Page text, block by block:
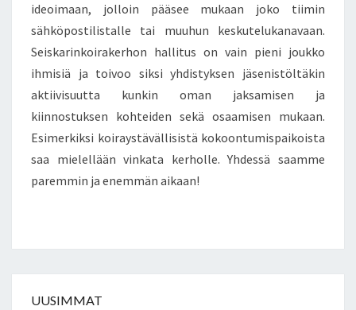
ideoimaan, jolloin pääsee mukaan joko tiimin
sähköpostilistalle tai muuhun keskutelukanavaan.
Seiskarinkoirakerhon hallitus on vain pieni joukko
ihmisiä ja toivoo siksi yhdistyksen jäsenistöltäkin
aktiivisuutta kunkin oman jaksamisen ja
kiinnostuksen kohteiden sekä osaamisen mukaan.
Esimerkiksi koiraystävällisistä kokoontumispaikoista
saa mielellään vinkata kerholle. Yhdessä saamme
paremmin ja enemmän aikaan!
UUSIMMAT